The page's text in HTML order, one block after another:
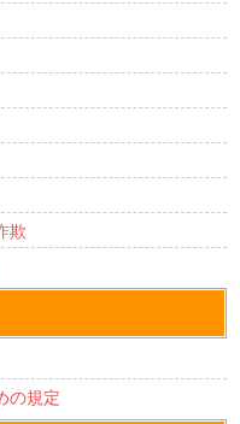
欺
の規定